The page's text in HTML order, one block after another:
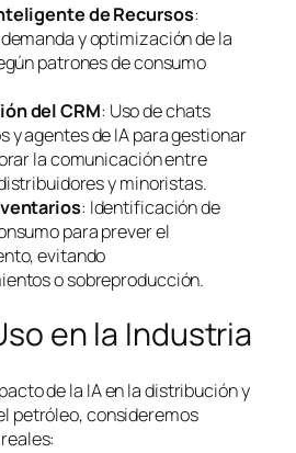
de Recursos:
y optimización de la
patrones de consumo
del CRM: Uso de chats
y agentes de IA para gestionar
la comunicación entre
y minoristas.
: Identificación de
para prever el
evitando
o sobreproducción.
en la Industria
de la IA en la distribución y
petróleo, consideremos